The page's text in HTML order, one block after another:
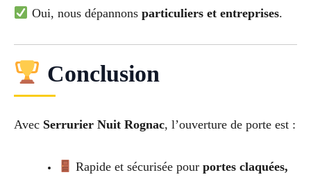
Oui, nous dépannons particuliers et entreprises.
Conclusion
Avec Serrurier Nuit Rognac, l’ouverture de porte est :
Rapide et sécurisée pourportes claquées,